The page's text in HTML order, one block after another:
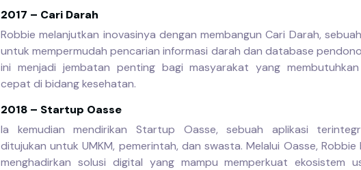
2017 – Cari Darah
Robbie melanjutkan inovasinya dengan membangun Cari Darah,
untuk mempermudah pencarian informasi darah dan database
ini menjadi jembatan penting bagi masyarakat yang
cepat di bidang kesehatan.
2018 – Startup Oasse
Ia kemudian mendirikan Startup Oasse, sebuah aplikasi
ditujukan untuk UMKM, pemerintah, dan swasta. Melalui Oasse,
menghadirkan solusi digital yang mampu memperkuat ekosistem